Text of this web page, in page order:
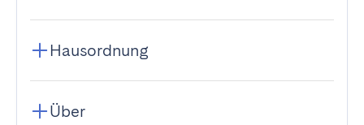
Hausordnung
Über